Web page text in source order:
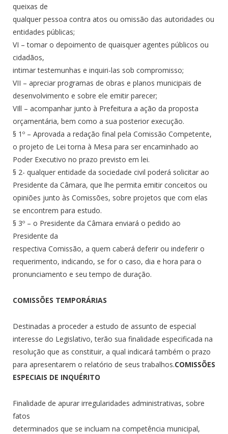
queixas de
qualquer pessoa contra atos ou omissão das autoridades ou
entidades públicas;
VI – tomar o depoimento de quaisquer agentes públicos ou
cidadãos,
intimar testemunhas e inquiri-las sob compromisso;
VII – apreciar programas de obras e planos municipais de
desenvolvimento e sobre ele emitir parecer;
VIll – acompanhar junto à Prefeitura a ação da proposta
orçamentária, bem como a sua posterior execução.
§ 1º – Aprovada a redação final pela Comissão Competente,
o projeto de Lei torna à Mesa para ser encaminhado ao
Poder Executivo no prazo previsto em lei.
§ 2- qualquer entidade da sociedade civil poderá solicitar ao
Presidente da Câmara, que lhe permita emitir conceitos ou
opiniões junto às Comissões, sobre projetos que com elas
se encontrem para estudo.
§ 3º – o Presidente da Câmara enviará o pedido ao
Presidente da
respectiva Comissão, a quem caberá deferir ou indeferir o
requerimento, indicando, se for o caso, dia e hora para o
pronunciamento e seu tempo de duração.
COMISSÕES TEMPORÁRIAS
Destinadas a proceder a estudo de assunto de especial
interesse do Legislativo, terão sua finalidade especificada na
resolução que as constituir, a qual indicará também o prazo
para apresentarem o relatório de seus trabalhos.COMISSÕES
ESPECIAIS DE INQUÉRITO
Finalidade de apurar irregularidades administrativas, sobre
fatos
determinados que se incluam na competência municipal,